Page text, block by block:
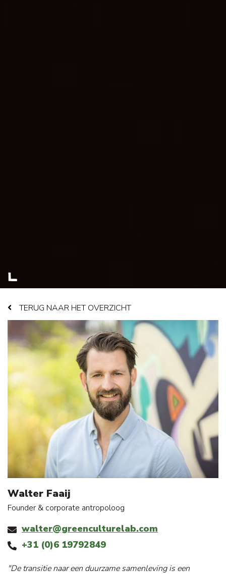
TERUG NAAR HET OVERZICHT
Walter Faaij
Founder & corporate antropoloog
walter@greenculturelab.com
+31 (0)6 19792849
"De transitie naar een duurzame samenleving is een